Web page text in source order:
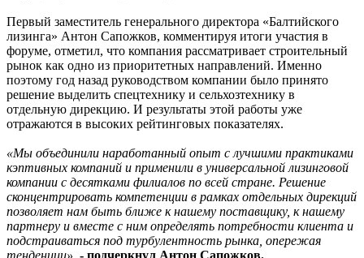
Первый заместитель генерального директора «Балтийского
лизинга» Антон Сапожков, комментируя итоги участия в
форуме, отметил, что компания рассматривает строительный
рынок как одно из приоритетных направлений. Именно
поэтому год назад руководством компании было принято
решение выделить спецтехнику и сельхозтехнику в
отдельную дирекцию. И результаты этой работы уже
отражаются в высоких рейтинговых показателях.
«Мы объединили наработанный опыт с лучшими практиками
кэптивных компаний и применили в универсальной лизинговой
компании с десятками филиалов по всей стране. Решение
сконцентрировать компетенции в рамках отдельных дирекций
позволяет нам быть ближе к нашему поставщику, к нашему
партнеру и вместе с ним определять потребности клиента и
подстраиваться под турбулентность рынка, опережая
тенденции», - подчеркнул Антон Сапожков.